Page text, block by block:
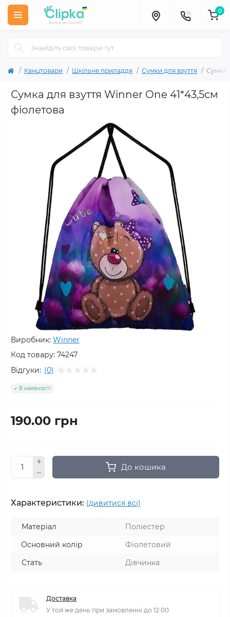
0
Канцтовари Шкільне приладдя Сумки для взуття Сумка
Сумка для взуття Winner One 41*43,5см
фіолетова
Виробник: Winner
Код товару: 74247
Відгуки: (0)
В наявності
190.00 грн
До кошика
Характеристики: (дивитися всі)
Матеріал
Поліестер
Основний колір
Фіолетовий
Стать
Дівчинка
Доставка
У той же день при замовленні до 12:00